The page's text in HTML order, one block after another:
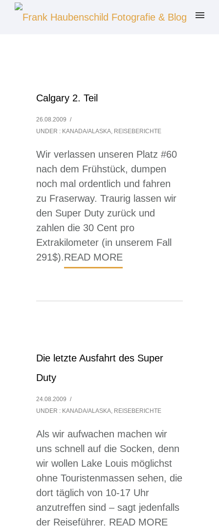
Calgary 2. Teil
26.08.2009 /
UNDER : KANADA/ALASKA, REISEBERICHTE
Wir verlassen unseren Platz #60
nach dem Frühstück, dumpen
noch mal ordentlich und fahren
zu Fraserway. Traurig lassen wir
den Super Duty zurück und
zahlen die 30 Cent pro
Extrakilometer (in unserem Fall
291$).READ MORE
Die letzte Ausfahrt des Super
Duty
24.08.2009 /
UNDER : KANADA/ALASKA, REISEBERICHTE
Als wir aufwachen machen wir
uns schnell auf die Socken, denn
wir wollen Lake Louis möglichst
ohne Touristenmassen sehen, die
dort täglich von 10-17 Uhr
anzutreffen sind – sagt jedenfalls
der Reiseführer. READ MORE